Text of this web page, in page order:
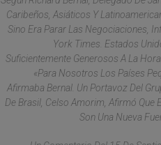
Caribeños, Asiáticos Y
Sino Era Parar Las Negociaciones,
York Times. Estados
Suficientemente Generosos A La
«Para Nosotros Los Países
Afirmaba Bernal. Un Portavoz Del
De Brasil, Celso Amorim, Afirmó Que
Son Una Nueva